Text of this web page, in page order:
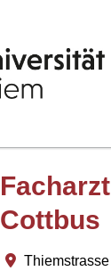
Cottbus
Thiemstrasse